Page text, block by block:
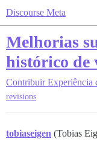
Discourse Meta
Melhorias
histórico de
Contribuir Experiência
revisions
tobiaseigen (Tobias